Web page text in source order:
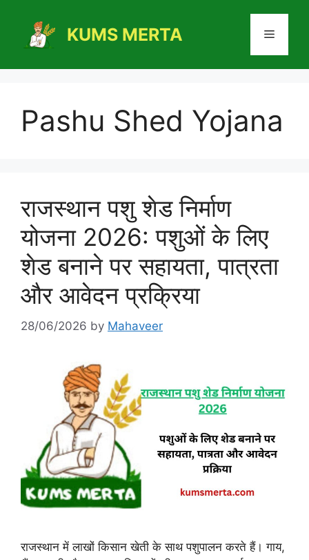
content
KUMS MERTA Menu
Pashu Shed Yojana
राजस्थान पशु शेड निर्माण
योजना 2026: पशुओं के लिए
शेड बनाने पर सहायता, पात्रता
और आवेदन प्रक्रिया
28/06/2026 by Mahaveer
राजस्थान में लाखों किसान खेती के साथ पशुपालन करते हैं। गाय,